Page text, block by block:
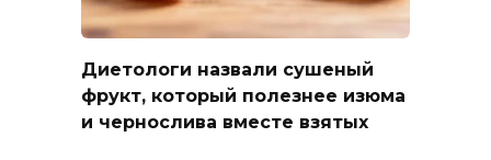
Диетологи назвали сушеный
фрукт, который полезнее изюма
и чернослива вместе взятых